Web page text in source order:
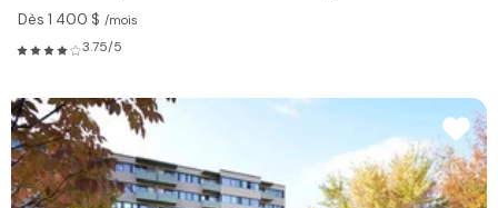
Dès 1 400 $ /mois
3.75/5